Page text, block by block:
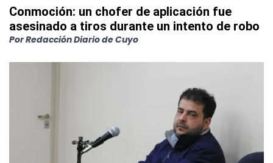
Conmoción: un chofer de aplicación fue
asesinado a tiros durante un intento de robo
PorRedacción Diario de Cuyo